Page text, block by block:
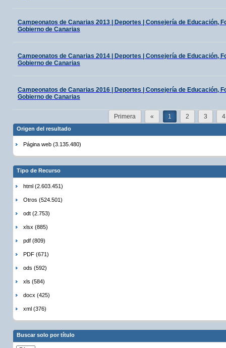
Campeonatos de Canarias 2013 | Deportes | Consejería de Educación,
Gobierno de Canarias
Campeonatos de Canarias 2014 | Deportes | Consejería de Educación,
Gobierno de Canarias
Campeonatos de Canarias 2016 | Deportes | Consejería de Educación,
Gobierno de Canarias
Primera « 1 2 3 4
Origen del resultado
Página web (3.135.480)
Tipo de Recurso
html (2.603.451)
Otros (524.501)
odt (2.753)
xlsx (885)
pdf (809)
PDF (671)
ods (592)
xls (584)
docx (425)
xml (376)
Buscar solo por título